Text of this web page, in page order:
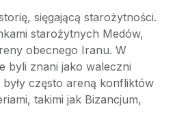
sięgającą starożytności.
starożytnych Medów,
obecnego Iranu. W
byli znani jako waleczni
często areną konfliktów
takimi jak Bizancjum,